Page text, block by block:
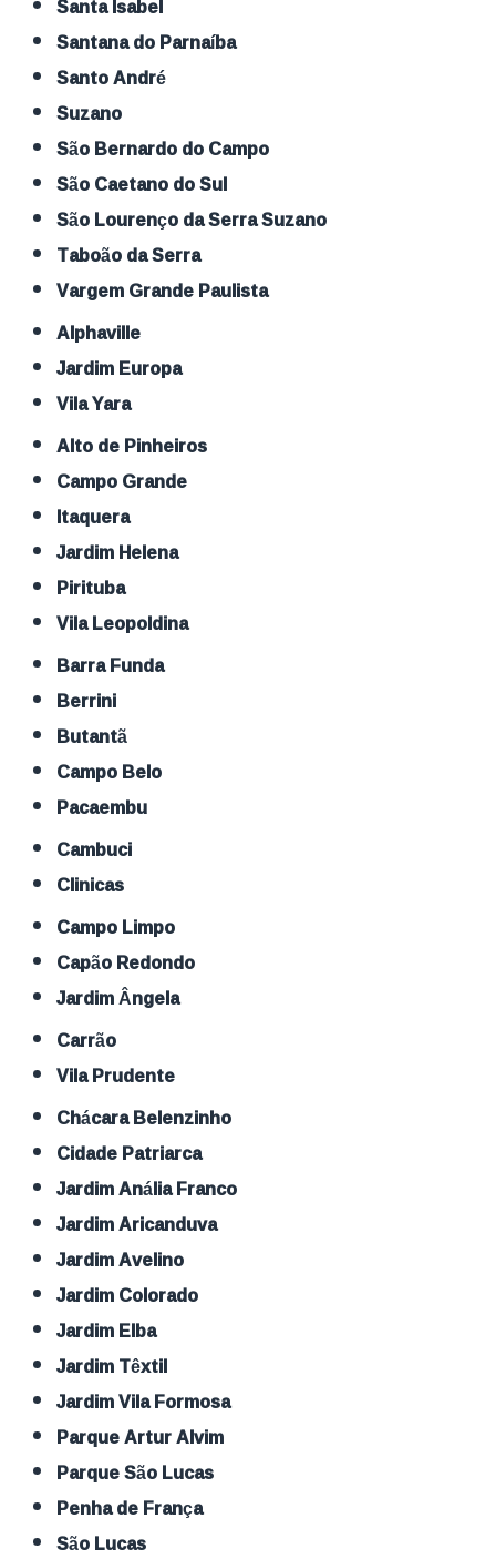
Santana do Parnaíba
Santo André
Suzano
São Bernardo do Campo
São Caetano do Sul
São Lourenço da Serra Suzano
Taboão da Serra
Vargem Grande Paulista
Alphaville
Jardim Europa
Vila Yara
Alto de Pinheiros
Campo Grande
Itaquera
Jardim Helena
Pirituba
Vila Leopoldina
Barra Funda
Berrini
Butantã
Campo Belo
Pacaembu
Cambuci
Clinicas
Campo Limpo
Capão Redondo
Jardim Ângela
Carrão
Vila Prudente
Chácara Belenzinho
Cidade Patriarca
Jardim Anália Franco
Jardim Aricanduva
Jardim Avelino
Jardim Colorado
Jardim Elba
Jardim Têxtil
Jardim Vila Formosa
Parque Artur Alvim
Parque São Lucas
Penha de França
São Lucas